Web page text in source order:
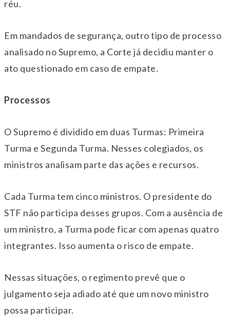
réu.
Em mandados de segurança, outro tipo de processo
analisado no Supremo, a Corte já decidiu manter o
ato questionado em caso de empate.
Processos
O Supremo é dividido em duas Turmas: Primeira
Turma e Segunda Turma. Nesses colegiados, os
ministros analisam parte das ações e recursos.
Cada Turma tem cinco ministros. O presidente do
STF não participa desses grupos. Com a ausência de
um ministro, a Turma pode ficar com apenas quatro
integrantes. Isso aumenta o risco de empate.
Nessas situações, o regimento prevê que o
julgamento seja adiado até que um novo ministro
possa participar.